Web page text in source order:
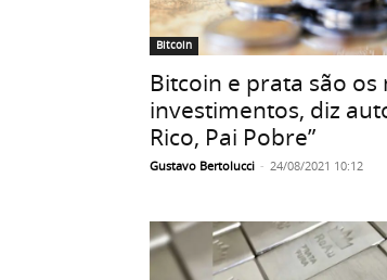
Bitcoin
Bitcoin e prata são
investimentos, diz
Rico, Pai Pobre”
Gustavo Bertolucci - 24/08/2021 10:12